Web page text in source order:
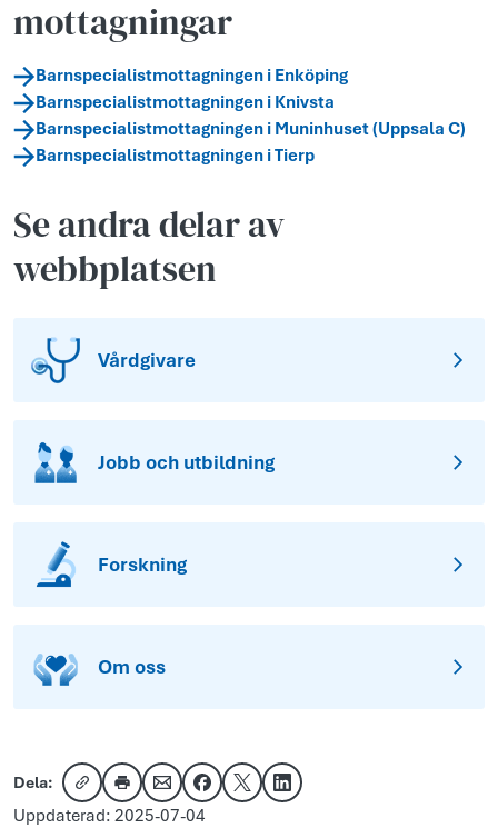
mottagningar
Barnspecialistmottagningen i Enköping
Barnspecialistmottagningen i Knivsta
Barnspecialistmottagningen i Muninhuset (Uppsala C)
Barnspecialistmottagningen i Tierp
Se andra delar av
webbplatsen
Vårdgivare
Jobb och utbildning
Forskning
Om oss
Dela:
Kopiera länk
Skriv utDela via e-post
Dela på Facebook
Dela på XDela på LinkedIn
Uppdaterad: 2025-07-04